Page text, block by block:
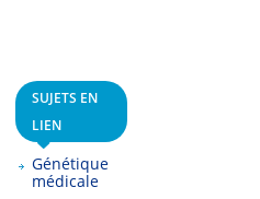
SUJETS EN
LIEN
Génétique
médicale